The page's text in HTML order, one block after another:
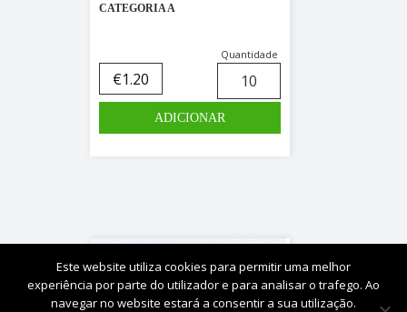
CATEGORIA A
€1.20
Quantidade
Este website utiliza cookies para permitir uma melhor
experiência por parte do utilizador e para analisar o trafego. Ao
navegar no website estará a consentir a sua utilização.